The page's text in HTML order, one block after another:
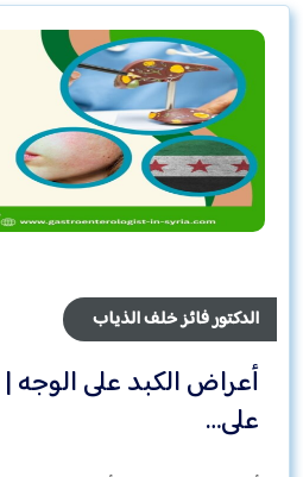
الدكتور فائز خلف الذياب
أعراض الكبد على
على…